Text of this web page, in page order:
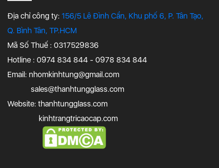
Địa chỉ công ty: 156/5 Lê Đình Cẩn, Khu phố 6, P. Tân Tạo,
Q. Bình Tân, TP.HCM
Mã Số Thuế : 0317529836
Hotline : 0974 834 844 - 0978 834 844
Email: nhomkinhtung@gmail.com
sales@thanhtungglass.com
Website: thanhtungglass.com
kinhtrangtricaocap.com